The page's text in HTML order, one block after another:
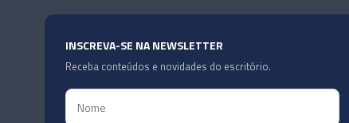
INSCREVA-SE NA NEWSLETTER
Receba conteúdos e novidades do escritório.